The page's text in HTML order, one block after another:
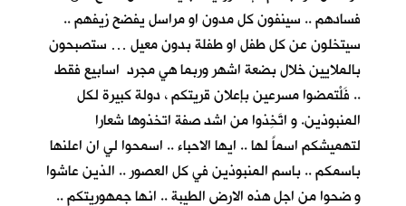
فسادهم .. سينفون كل مدون او مراسل يفضح زيفهم ..
سيتخلون عن كل طفل او طفلة بدون معيل … ستصبحون
بالملايين خلال بضعة اشهر وربما هي مجرد اسابيع فقط
.. فَلْتمضوا مسرعين بإعلان قريتكم ، دولة كبيرة لكل
المنبوذين. و اتَّخِذوا من اشد صفة اتخذوها شعارا
لتهميشكم اسماً لها .. ايها الاحباء .. اسمحوا لي ان اعلنها
باسمكم .. باسم المنبوذين في كل العصور .. الذين عاشوا
و ضحوا من اجل هذه الارض الطيبة .. انها جمهوريتكم ..